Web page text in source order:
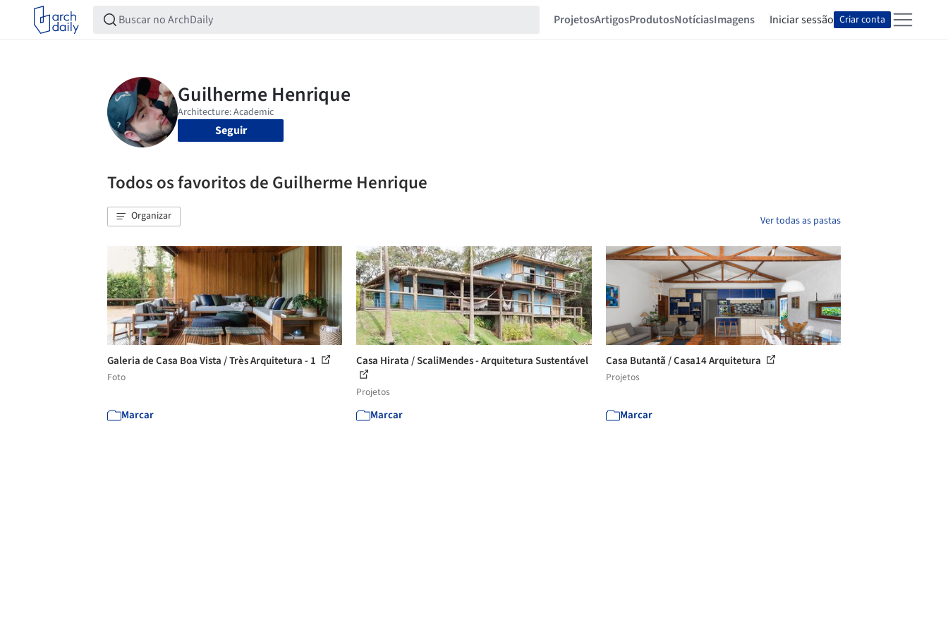
ProjetosArtigosProdutosNotíciasImagens Iniciar sessão Criar conta
Seguir
Todos os favoritos de Guilherme Henrique
Organizar Ver todas as pastas
Galeria de Casa Boa Vista / Très Arquitetura - 1
Foto
Marcar
Casa Hirata / ScaliMendes - Arquitetura Sustentável
Projetos
Marcar
Casa Butantã / Casa14 Arquitetura
Projetos
Marcar